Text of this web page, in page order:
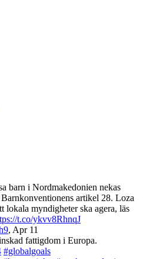
barn i Nordmakedonien nekas
artikel 28. Loza
lokala myndigheter ska agera, läs
t.co/ykvv8RhnqJ
, Apr 11
fattigdom i Europa.
#globalgoals